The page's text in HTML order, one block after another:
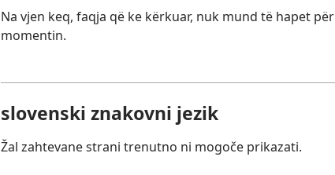
Na vjen keq, faqja që ke kërkuar, nuk mund të hapet për
momentin.
slovenski znakovni jezik
Žal zahtevane strani trenutno ni mogoče prikazati.